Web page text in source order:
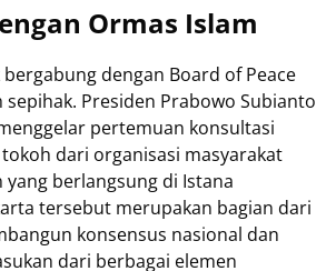
Ormas Islam
dengan Board of Peace
sepihak. Presiden Prabowo Subianto
pertemuan konsultasi
dari organisasi masyarakat
yang berlangsung di Istana
tersebut merupakan bagian dari
konsensus nasional dan
dari berbagai elemen